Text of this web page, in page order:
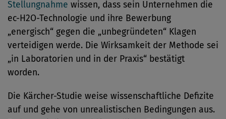
Stellungnahme wissen, dass sein Unternehmen die
ec-H2O-Technologie und ihre Bewerbung
„energisch“ gegen die „unbegründeten“ Klagen
verteidigen werde. Die Wirksamkeit der Methode sei
„in Laboratorien und in der Praxis“ bestätigt
worden.
Die Kärcher-Studie weise wissenschaftliche Defizite
auf und gehe von unrealistischen Bedingungen aus.